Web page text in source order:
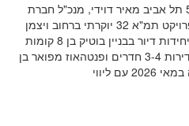
הכירו את פרויקט היוקרה ויצמן 52 תל אביב מאיר דוידי, מנכ"ל חברת
ניצנים אחזקות ופיננסים, מקדם פרויקט תמ"א 32 יוקרתי ברחוב ויצמן
52 בתל אביב. הפרויקט יכלול 27 יחידות דיור בבניין בוטיק בן 8 קומות
באזור כיכר המדינה, כולל תמהיל דירות 3-4 חדרים ופנטהאוז מפואר בן